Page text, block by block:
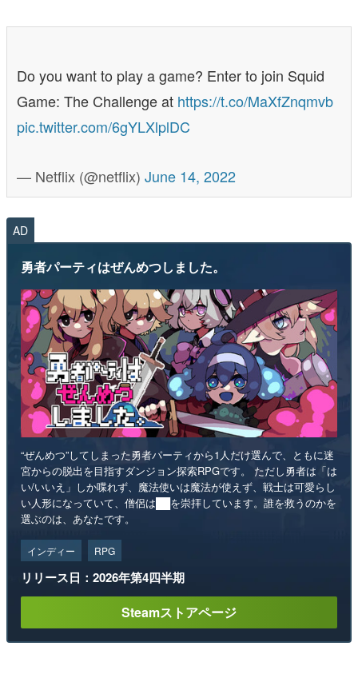
Do you want to play a game? Enter to join Squid
Game: The Challenge at https://t.co/MaXfZnqmvb
pic.twitter.com/6gYLXlplDC
— Netflix (@netflix) June 14, 2022
AD
勇者パーティはぜんめつしました。
“ぜんめつ”してしまった勇者パーティから1人だけ選んで、ともに迷
宮からの脱出を目指すダンジョン探索RPGです。 ただし勇者は「は
い/いいえ」しか喋れず、魔法使いは魔法が使えず、戦士は可愛らし
い人形になっていて、僧侶は██を崇拝しています。誰を救うのかを
選ぶのは、あなたです。
インディー RPG
リリース日：2026年第4四半期
Steamストアページ